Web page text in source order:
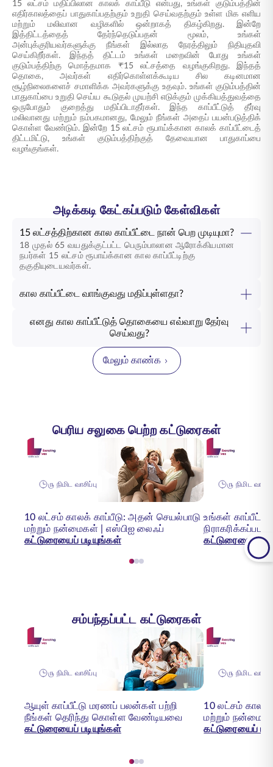
15 லட்சம் மதிப்பிலான காலக் காப்பீடு என்பது, உங்கள் குடும்பத்தின்
எதிர்காலத்தைப் பாதுகாப்பதற்கும் உறுதி செய்வதற்கும் உள்ள மிக எளிய
மற்றும் மலிவான வழிகளில் ஒன்றாகத் திகழ்கிறது. இன்றே
இத்திட்டத்தைத் தேர்ந்தெடுப்பதன் மூலம், உங்கள்
அன்புக்குரியவர்களுக்கு நீங்கள் இல்லாத நேரத்திலும் நிதியுதவி
செய்கிறீர்கள். இந்தத் திட்டம் உங்கள் மறைவின் போது உங்கள்
குடும்பத்திற்கு மொத்தமாக ₹15 லட்சத்தை வழங்குகிறது. இந்தத்
தொகை, அவர்கள் எதிர்கொள்ளக்கூடிய சில கடினமான
சூழ்நிலைகளைச் சமாளிக்க அவர்களுக்கு உதவும். உங்கள் குடும்பத்தின்
பாதுகாப்பை உறுதி செய்ய கூடுதல் முயற்சி எடுக்கும் முக்கியத்துவத்தை
ஒருபோதும் குறைத்து மதிப்பிடாதீர்கள். இந்த காப்பீட்டுத் தீர்வு
மலிவானது மற்றும் நம்பகமானது, மேலும் நீங்கள் அதைப் பயன்படுத்திக்
கொள்ள வேண்டும். இன்றே 15 லட்சம் ரூபாய்க்கான காலக் காப்பீட்டைத்
திட்டமிட்டு, உங்கள் குடும்பத்திற்குத் தேவையான பாதுகாப்பை
வழங்குங்கள்.
அடிக்கடி கேட்கப்படும் கேள்விகள்
15 லட்சத்திற்கான கால காப்பீட்டை நான் பெற முடியுமா?
18 முதல் 65 வயதுக்குட்பட்ட பெரும்பாலான ஆரோக்கியமான
நபர்கள் 15 லட்சம் ரூபாய்க்கான கால காப்பீட்டிற்கு
தகுதியுடையவர்கள்.
கால காப்பீட்டை வாங்குவது மதிப்புள்ளதா?
எனது கால காப்பீட்டுத் தொகையை எவ்வாறு தேர்வு
செய்வது?
மேலும் காண்க
பெரிய சலுகை பெற்ற கட்டுரைகள்
௫ நிமிட வாசிப்பு
10 லட்சம் காலக் காப்பீடு: அதன் செயல்பாடு
மற்றும் நன்மைகள் | எஸ்பிஐ லைஃப்
கட்டுரையைப் படியுங்கள்
௫ நிமிட
உங்கள்
கட்டுரையைப்
சம்பந்தப்பட்ட கட்டுரைகள்
௫ நிமிட வாசிப்பு
ஆயுள் காப்பீட்டு மரணப் பலன்கள் பற்றி
நீங்கள் தெரிந்து கொள்ள வேண்டியவை
கட்டுரையைப் படியுங்கள்
௫ நிமிட
10 லட்சம் காலக்
மற்றும்
கட்டுரையைப்